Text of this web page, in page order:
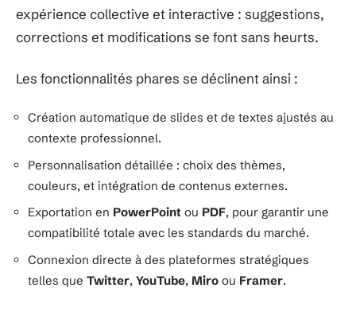
expérience collective et interactive : suggestions,
corrections et modifications se font sans heurts.
Les fonctionnalités phares se déclinent ainsi :
Création automatique de slides et de textes ajustés au
contexte professionnel.
Personnalisation détaillée : choix des thèmes,
couleurs, et intégration de contenus externes.
Exportation en PowerPoint ou PDF, pour garantir une
compatibilité totale avec les standards du marché.
Connexion directe à des plateformes stratégiques
telles que Twitter, YouTube, Miro ou Framer.